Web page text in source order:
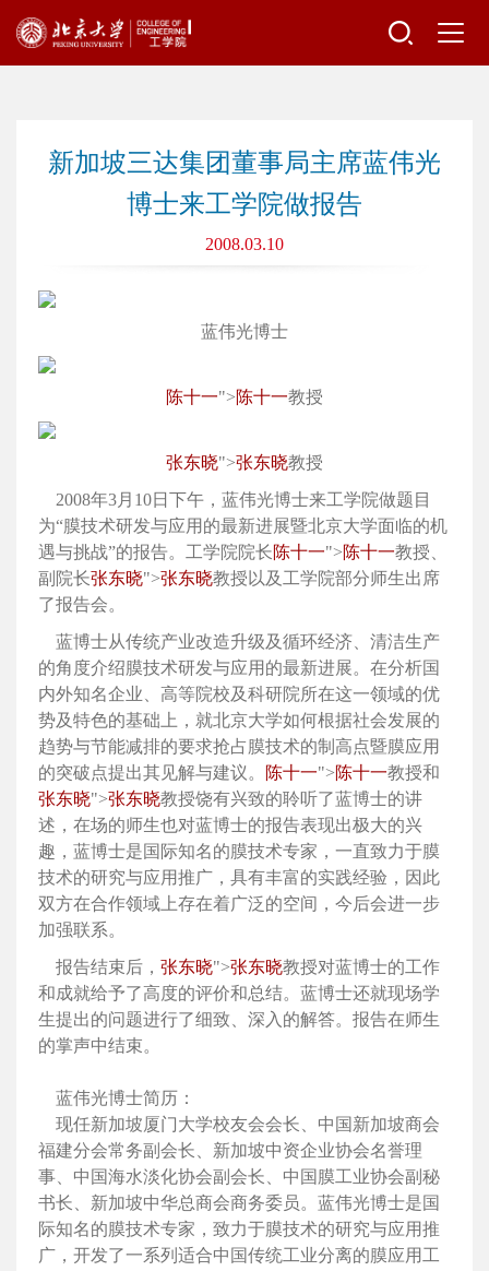
新加坡三达集团董事局主席蓝伟光
博士来工学院做报告
2008.03.10
蓝伟光博士
陈十一">陈十一教授
张东晓">张东晓教授
2008年3月10日下午，蓝伟光博士来工学院做题目
为“膜技术研发与应用的最新进展暨北京大学面临的机
遇与挑战”的报告。工学院院长陈十一">陈十一教授、
副院长张东晓">张东晓教授以及工学院部分师生出席
了报告会。
蓝博士从传统产业改造升级及循环经济、清洁生产
的角度介绍膜技术研发与应用的最新进展。在分析国
内外知名企业、高等院校及科研院所在这一领域的优
势及特色的基础上，就北京大学如何根据社会发展的
趋势与节能减排的要求抢占膜技术的制高点暨膜应用
的突破点提出其见解与建议。
陈十一">陈十一教授和
张东晓">张东晓教授饶有兴致的聆听了蓝博士的讲
述，在场的师生也对蓝博士的报告表现出极大的兴
趣，蓝博士是国际知名的膜技术专家，一直致力于膜
技术的研究与应用推广，具有丰富的实践经验，因此
双方在合作领域上存在着广泛的空间，今后会进一步
加强联系。
报告结束后， 张东晓">张东晓教授对蓝博士的工作
和成就给予了高度的评价和总结。蓝博士还就现场学
生提出的问题进行了细致、深入的解答。报告在师生
的掌声中结束。
蓝伟光博士简历：
现任新加坡厦门大学校友会会长、中国新加坡商会
福建分会常务副会长、新加坡中资企业协会名誉理
事、中国海水淡化协会副会长、中国膜工业协会副秘
书长、新加坡中华总商会商务委员。蓝伟光博士是国
际知名的膜技术专家，致力于膜技术的研究与应用推
广，开发了一系列适合中国传统工业分离的膜应用工